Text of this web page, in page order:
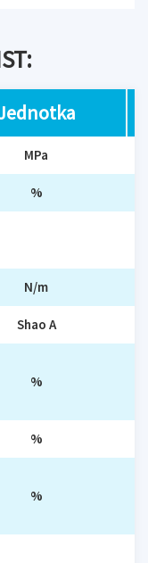
MPa
%
N/m
Shao A
%
%
%